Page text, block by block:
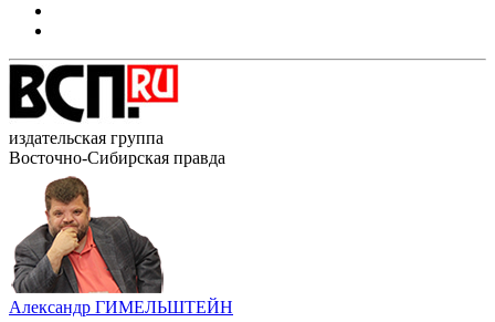
издательская группа
Восточно-Сибирская правда
Александр ГИМЕЛЬШТЕЙН